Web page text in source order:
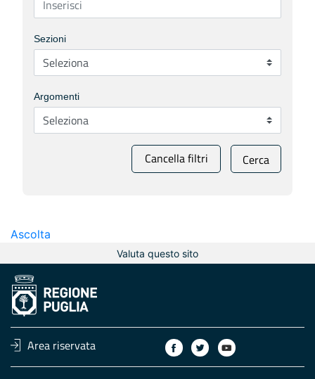
Sezioni
Argomenti
Cancella filtri Cerca
Ascolta
Valuta questo sito
Area riservata